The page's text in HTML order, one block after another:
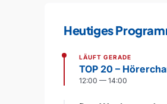
Heutiges
LÄUFT GERADE
TOP 20 –
12:00 — 14:00